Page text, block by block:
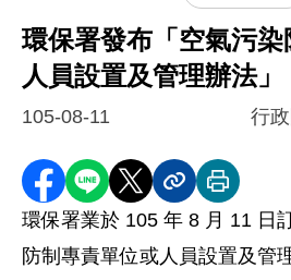
環保署發布「空氣污
人員設置及管理辦法」
105-08-11 行
分享至 Facebook
分享到 LINE
分享到 X分享內容連結
列印本頁
環保署業於 105 年 8 月 11 日
防制專責單位或人員設置及管